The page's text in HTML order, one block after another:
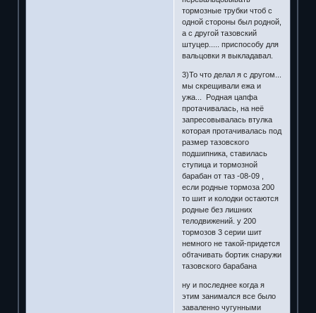
тормозные трубки чтоб с
одной стороны был родной,
а с другой тазовский
штуцер..... приспособу для
вальцовки я выкладавал.
3)То что делал я с другом...
мы скрещивали ежа и
ужа... Родная цапфа
протачивалась, на неё
запресовывалась втулка
которая протачивалась под
размер тазовского
подшипника, ставилась
ступица и тормозной
барабан от таз -08-09 ,
если родные тормоза 200
то шит и колодки остаются
родные без лишних
телодвижений. у 200
тормозов 3 серии шит
немного не такой-придется
обтачивать бортик снаружи
тазовского барабана
ну и последнее когда я
этим занимался все было
заваленно чугунными